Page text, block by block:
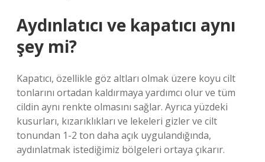
Aydınlatıcı ve kapatıcı aynı
şey mi?
Kapatıcı, özellikle göz altları olmak üzere koyu cilt
tonlarını ortadan kaldırmaya yardımcı olur ve tüm
cildin aynı renkte olmasını sağlar. Ayrıca yüzdeki
kusurları, kızarıklıkları ve lekeleri gizler ve cilt
tonundan 1-2 ton daha açık uygulandığında,
aydınlatmak istediğimiz bölgeleri ortaya çıkarır.